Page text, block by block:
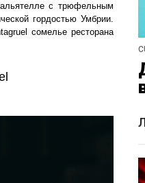
с трюфельным
гордостью Умбрии.
сомелье ресторана